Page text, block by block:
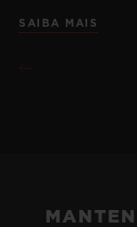
SAIBA MAIS